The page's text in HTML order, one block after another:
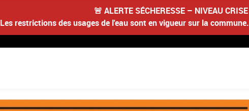
🚨 ALERTE SÉCHERESSE – NIVEAU CRISE
Les restrictions des usages de l'eau sont en vigueur sur la commune.